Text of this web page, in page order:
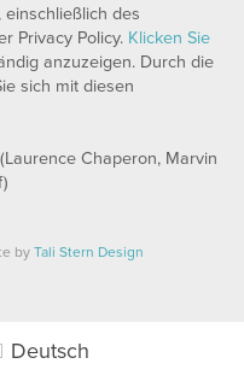
des
Privacy Policy. Klicken Sie
anzuzeigen. Durch die
sich mit diesen
Chaperon, Marvin
by Tali Stern Design
Deutsch